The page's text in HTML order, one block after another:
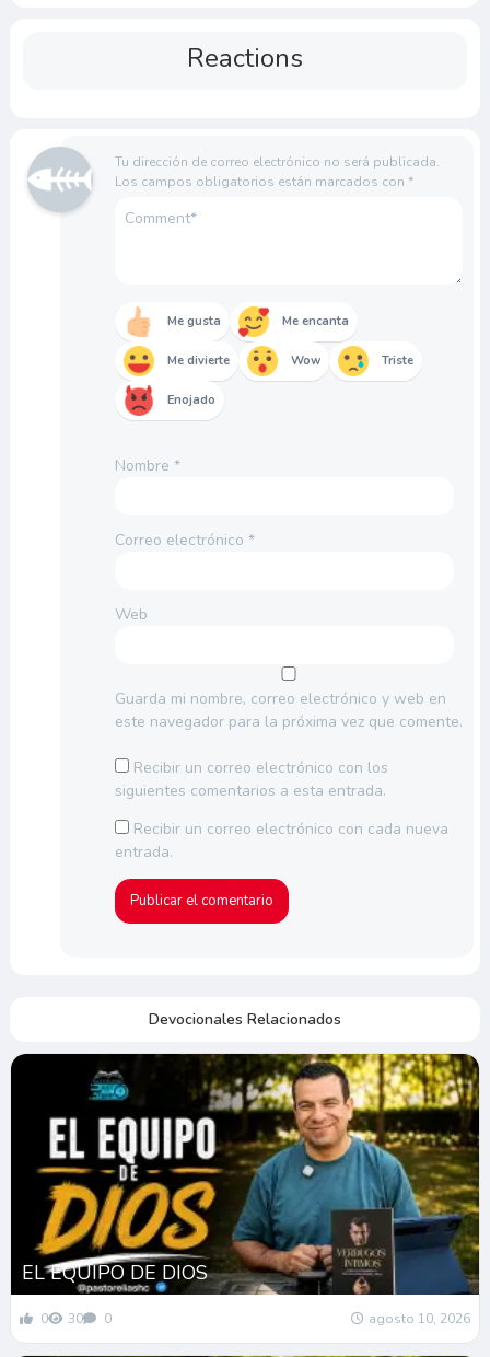
Reactions
Tu dirección de correo electrónico no será publicada.
Los campos obligatorios están marcados con *
Me gusta Me encanta
Me divierte Wow Triste
Enojado
Nombre *
Correo electrónico *
Web
Guarda mi nombre, correo electrónico y web en
este navegador para la próxima vez que comente.
Recibir un correo electrónico con los
siguientes comentarios a esta entrada.
Recibir un correo electrónico con cada nueva
entrada.
Devocionales Relacionados
EL EQUIPO DE DIOS
0 30 0 agosto 10, 2026